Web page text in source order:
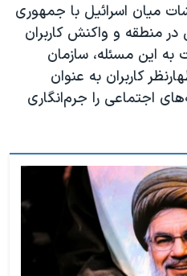
میان اسرائیل با جمهوری
منطقه و واکنش کاربران
این مسئله، سازمان
کاربران به عنوان
اجتماعی را جرم‌انگاری